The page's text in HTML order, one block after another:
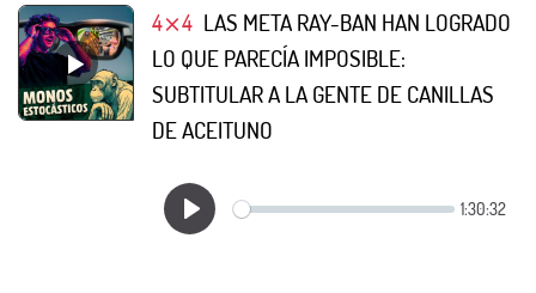
4⨯4 LAS META RAY-BAN HAN LOGRADO
LO QUE PARECÍA IMPOSIBLE:
SUBTITULAR A LA GENTE DE CANILLAS
DE ACEITUNO